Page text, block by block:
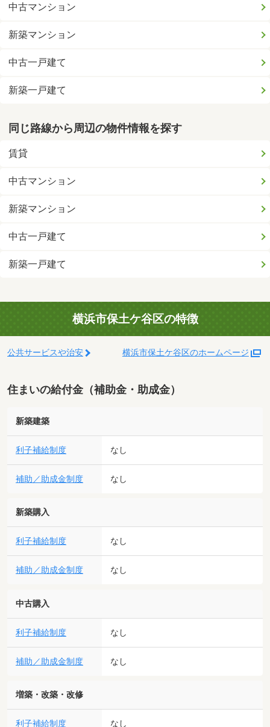
中古マンション
新築マンション
中古一戸建て
新築一戸建て
同じ路線から周辺の物件情報を探す
賃貸
中古マンション
新築マンション
中古一戸建て
新築一戸建て
横浜市保土ケ谷区の特徴
公共サービスや治安 横浜市保土ケ谷区のホームページ
住まいの給付金（補助金・助成金）
新築建築
利子補給制度 なし
補助／助成金制度 なし
新築購入
利子補給制度 なし
補助／助成金制度 なし
中古購入
利子補給制度 なし
補助／助成金制度 なし
増築・改築・改修
利子補給制度 なし